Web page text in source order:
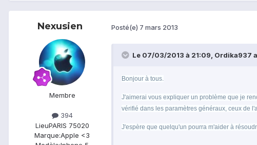
Nexusien
Membre
394
LieuPARIS 75020
Marque:Apple <3
Posté(e) 7 mars 2013
Le 07/03/2013 à 21:09, Ordika937
Bonjour à tous.
J'aimerai vous expliquer un problème que je
vérifié dans les paramètres généraux, ceux de
J'espère que quelqu'un pourra m'aider à